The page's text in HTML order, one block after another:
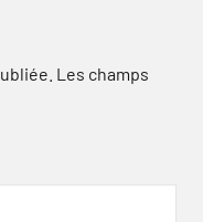
Les champs